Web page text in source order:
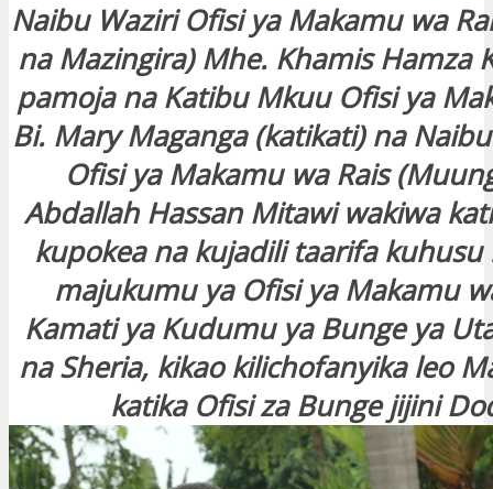
Naibu Waziri Ofisi ya Makamu wa
na Mazingira) Mhe. Khamis Hamza
pamoja na Katibu Mkuu Ofisi ya
Bi. Mary Maganga (katikati) na
Ofisi ya Makamu wa Rais
Abdallah Hassan Mitawi wakiwa
kupokea na kujadili taarifa
majukumu ya Ofisi ya Makamu
Kamati ya Kudumu ya Bunge ya
na Sheria, kikao kilichofanyika leo
katika Ofisi za Bunge jijini